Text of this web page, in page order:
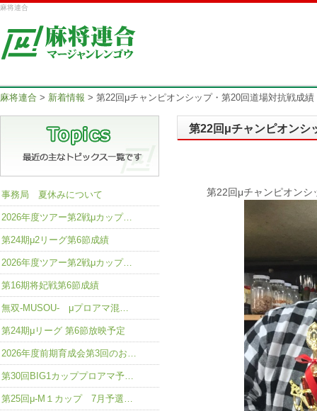
麻将連合
麻将連合 > 新着情報 > 第22回μチャンピオンシップ・第20回道場対抗戦成績
第22回μチャンピオンシ
第22回μチャンピオン
事務局 夏休みについて
2026年度ツアー第2戦μカップ…
第24期μ2リーグ第6節成績
2026年度ツアー第2戦μカップ…
第16期将妃戦第6節成績
無双-MUSOU- μプロアマ混…
第24期μリーグ 第6節放映予定
2026年度前期育成会第3回のお…
第30回BIG1カッププロアマ予…
第25回μ-M１カップ 7月予選…